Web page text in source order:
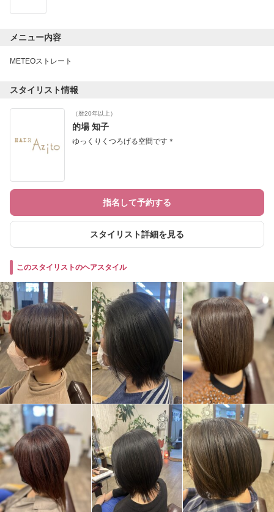
メニュー内容
METEOストレート
スタイリスト情報
（歴20年以上）
的場 知子
ゆっくりくつろげる空間です＊
指名して予約する
スタイリスト詳細を見る
このスタイリストのヘアスタイル